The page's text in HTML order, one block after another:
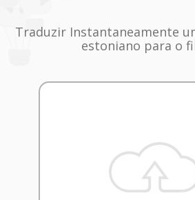
Traduzir Instantaneamente
estoniano para o